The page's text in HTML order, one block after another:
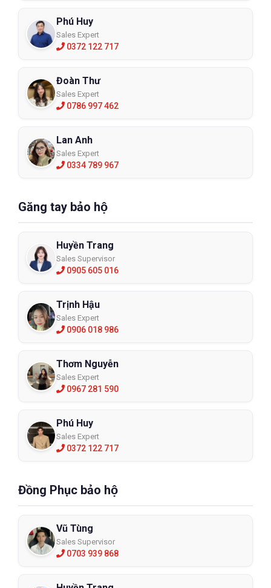
Phú Huy
Sales Expert
0372 122 717
Đoàn Thư
Sales Expert
0786 997 462
Lan Anh
Sales Expert
0334 789 967
Găng tay bảo hộ
Huyền Trang
Sales Supervisor
0905 605 016
Trịnh Hậu
Sales Expert
0906 018 986
Thơm Nguyễn
Sales Expert
0967 281 590
Phú Huy
Sales Expert
0372 122 717
Đồng Phục bảo hộ
Vũ Tùng
Sales Supervisor
0703 939 868